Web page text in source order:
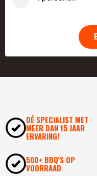
DÉ SPECIALIST MET
MEER DAN 15 JAAR
ERVARING!
500+ BBQ'S OP
VOORRAAD